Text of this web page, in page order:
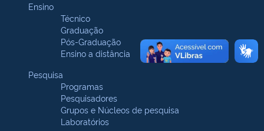
Ensino
Técnico
Graduação
Pós-Graduação
Ensino a distância
Pesquisa
Programas
Pesquisadores
Grupos e Núcleos de pesquisa
Laboratórios